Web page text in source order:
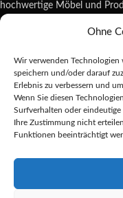
Ohne
Wir verwenden Technologien
speichern und/oder darauf
Erlebnis zu verbessern und
Wenn Sie diesen
Surfverhalten oder eindeutige
Ihre Zustimmung nicht
Funktionen beeinträchtigt
hochwertige Möbel und
Wildsachsener Str. 6,
shop@reda-shop.de
REDA SHOP -
Alle Preise
Die durchgestrichenen